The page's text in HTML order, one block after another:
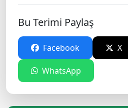
Bu Terimi Paylaş
Facebook X
WhatsApp